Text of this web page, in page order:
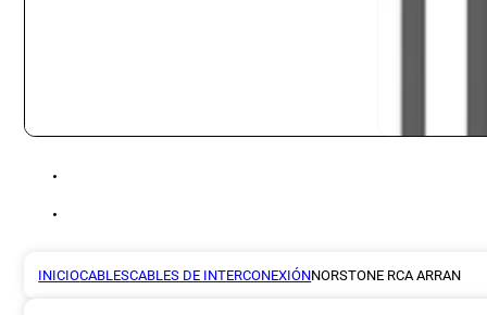
INICIOCABLESCABLES DE INTERCONEXIÓNNORSTONE RCA ARRAN